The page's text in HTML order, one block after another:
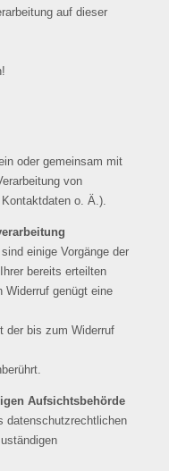
auf dieser
oder gemeinsam mit
von
o. Ä.).
einige Vorgänge der
bereits erteilten
Widerruf genügt eine
der bis zum Widerruf
Aufsichtsbehörde
datenschutzrechtlichen